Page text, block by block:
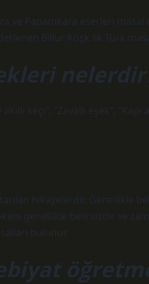
ve Papamkara eserleri
Billur Köşk ilk Türk
keçi”, “Zavallı eşek”, “Kapı
hikayelerdir. Genellikle
genellikle belirsizdir ve
bulunur.